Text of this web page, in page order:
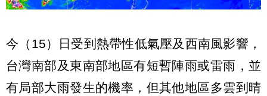
今（15）日受到熱帶性低氣壓及西南風影響，
台灣南部及東南部地區有短暫陣雨或雷雨，並
有局部大雨發生的機率，但其他地區多雲到晴